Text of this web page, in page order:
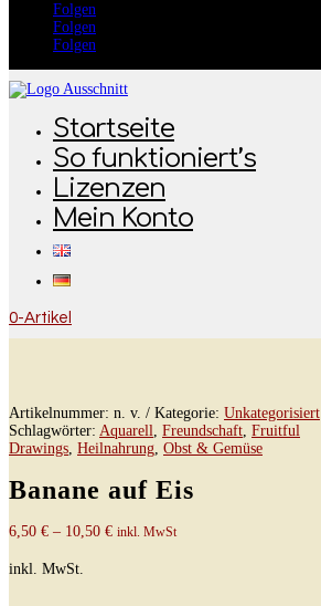
Folgen
Folgen
Folgen
Startseite
So funktioniert’s
Lizenzen
Mein Konto
0-Artikel
Artikelnummer: n. v. Kategorie: Unkategorisiert
Schlagwörter: Aquarell, Freundschaft, Fruitful
Drawings, Heilnahrung, Obst & Gemüse
Banane auf Eis
6,50 € – 10,50 € inkl. MwSt
inkl. MwSt.